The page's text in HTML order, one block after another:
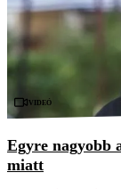
Videó
Egyre nagyobb
miatt